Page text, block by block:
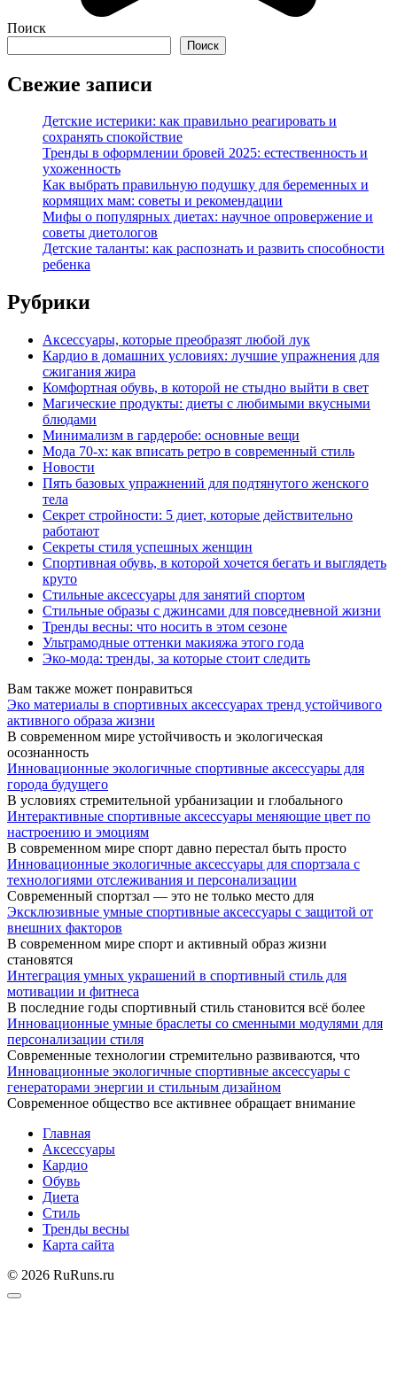
Поиск
Поиск
Свежие записи
Детские истерики: как правильно реагировать и
сохранять спокойствие
Тренды в оформлении бровей 2025: естественность и
ухоженность
Как выбрать правильную подушку для беременных и
кормящих мам: советы и рекомендации
Мифы о популярных диетах: научное опровержение и
советы диетологов
Детские таланты: как распознать и развить способности
ребенка
Рубрики
Аксессуары, которые преобразят любой лук
Кардио в домашних условиях: лучшие упражнения для
сжигания жира
Комфортная обувь, в которой не стыдно выйти в свет
Магические продукты: диеты с любимыми вкусными
блюдами
Минимализм в гардеробе: основные вещи
Мода 70-х: как вписать ретро в современный стиль
Новости
Пять базовых упражнений для подтянутого женского
тела
Секрет стройности: 5 диет, которые действительно
работают
Секреты стиля успешных женщин
Спортивная обувь, в которой хочется бегать и выглядеть
круто
Стильные аксессуары для занятий спортом
Стильные образы с джинсами для повседневной жизни
Тренды весны: что носить в этом сезоне
Ультрамодные оттенки макияжа этого года
Эко-мода: тренды, за которые стоит следить
Вам также может понравиться
Эко материалы в спортивных аксессуарах тренд устойчивого
активного образа жизни
В современном мире устойчивость и экологическая
осознанность
Инновационные экологичные спортивные аксессуары для
города будущего
В условиях стремительной урбанизации и глобального
Интерактивные спортивные аксессуары меняющие цвет по
настроению и эмоциям
В современном мире спорт давно перестал быть просто
Инновационные экологичные аксессуары для спортзала с
технологиями отслеживания и персонализации
Современный спортзал — это не только место для
Эксклюзивные умные спортивные аксессуары с защитой от
внешних факторов
В современном мире спорт и активный образ жизни
становятся
Интеграция умных украшений в спортивный стиль для
мотивации и фитнеса
В последние годы спортивный стиль становится всё более
Инновационные умные браслеты со сменными модулями для
персонализации стиля
Современные технологии стремительно развиваются, что
Инновационные экологичные спортивные аксессуары с
генераторами энергии и стильным дизайном
Современное общество все активнее обращает внимание
Главная
Аксессуары
Кардио
Обувь
Диета
Стиль
Тренды весны
Карта сайта
© 2026 RuRuns.ru